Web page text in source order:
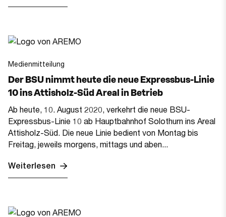
Der BSU nimmt heute die neue Expressbus-Linie
10 ins Attisholz-Süd Areal in Betrieb
Medienmitteilung
Ab heute, 10. August 2020, verkehrt die neue BSU-
Expressbus-Linie 10 ab Hauptbahnhof Solothurn ins Areal
Attisholz-Süd. Die neue Linie bedient von Montag bis
Freitag, jeweils morgens, mittags und aben...
Weiterlesen